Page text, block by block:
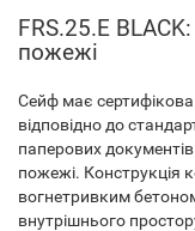
FRS.25.E
пожежі
Сейф має
відповідно до
паперових
пожежі. Конструкція
вогнетривким
внутрішнього